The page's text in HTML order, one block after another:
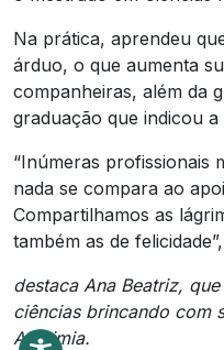
Na prática, aprendeu
árduo, o que aumenta
companheiras, além da
graduação que indicou
“Inúmeras profissionais
nada se compara ao
Compartilhamos as
também as de felicidade”,
destaca Ana Beatriz,
ciências brincando com
Alquimia.